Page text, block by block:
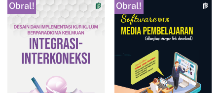
Obral! Obral!